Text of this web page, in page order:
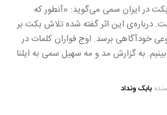
بکت در ایران سمی می‌گوید: «آنطور که
درباره‌ی این اثر گفته شده تلاش بکت بر
خودآگاهی برسد. اوج فواران کلمات در
به گزارش مد و مه سهیل سمی به ایلنا
بابک ونداد